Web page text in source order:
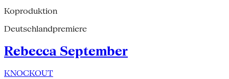
Koproduktion
Deutschlandpremiere
Rebecca September
KNOCKOUT